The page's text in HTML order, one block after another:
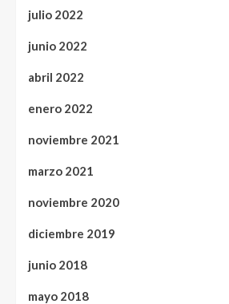
julio 2022
junio 2022
abril 2022
enero 2022
noviembre 2021
marzo 2021
noviembre 2020
diciembre 2019
junio 2018
mayo 2018